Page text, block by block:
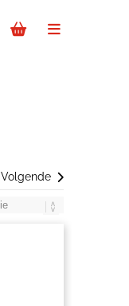
Volgende